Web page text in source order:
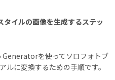
イルの画像を生成するステッ
を使ってソロフォトブ
ルに変換するための手順です。